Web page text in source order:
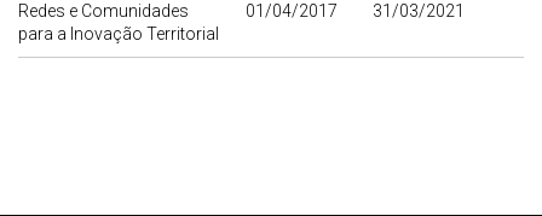
Redes e Comunidades
para a Inovação Territorial
01/04/2017 31/03/2021